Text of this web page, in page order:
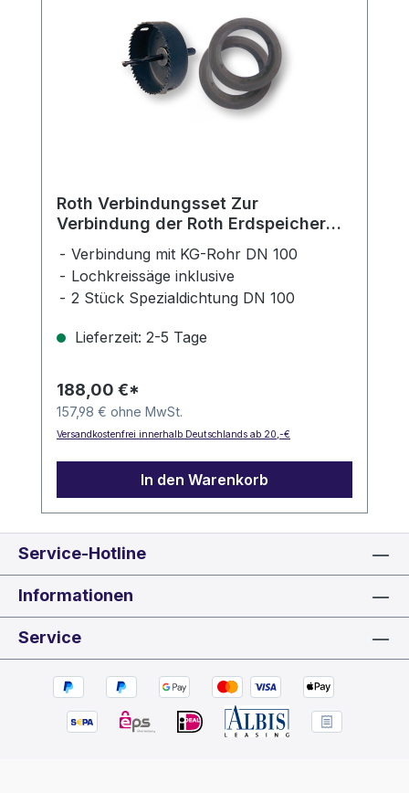
Roth Verbindungsset Zur
Verbindung der Roth Erdspeicher
Verbindung mit KG-Rohr DN 100
Lochkreissäge inklusive
2 Stück Spezialdichtung DN 100
Lieferzeit: 2-5 Tage
188,00 €*
157,98 € ohne MwSt.
Versandkostenfrei innerhalb Deutschlands ab 20,-€
In den Warenkorb
Service-Hotline
Informationen
Service